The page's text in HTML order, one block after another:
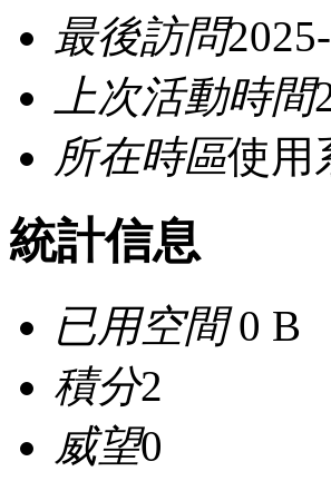
最後訪問
上次活動時間
所在時區使用
統計信息
已用空間0 B
積分2
威望0